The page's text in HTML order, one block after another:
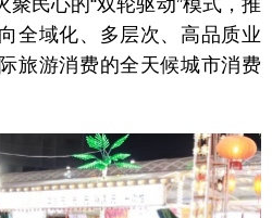
民心的“双轮驱动”模式，推
全域化、多层次、高品质业
旅游消费的全天候城市消费